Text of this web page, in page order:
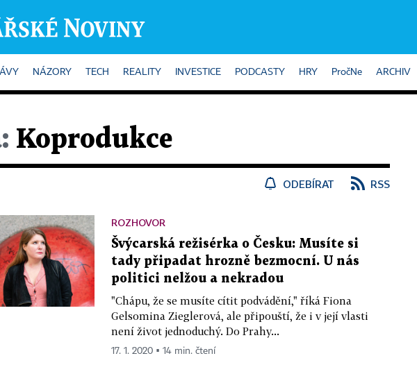
NÁZORY TECH REALITY INVESTICE PODCASTY HRY PročNe ARCHIV
Koprodukce
ODEBÍRAT RSS
ROZHOVOR
Švýcarská režisérka o Česku: Musíte si
tady připadat hrozně bezmocní. U nás
politici nelžou a nekradou
"Chápu, že se musíte cítit podvádění," říká Fiona
Gelsomina Zieglerová, ale připouští, že i v její vlasti
není život jednoduchý. Do Prahy...
17. 1. 2020 ▪ 14 min. čtení